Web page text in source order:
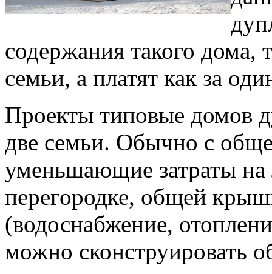
содержания такого дома,
семьи, а платят как за
Проекты типовые домов
две семьи. Обычно с
уменьшающие затраты на
перегородке, общей
(водоснабжение,
можно сконструировать